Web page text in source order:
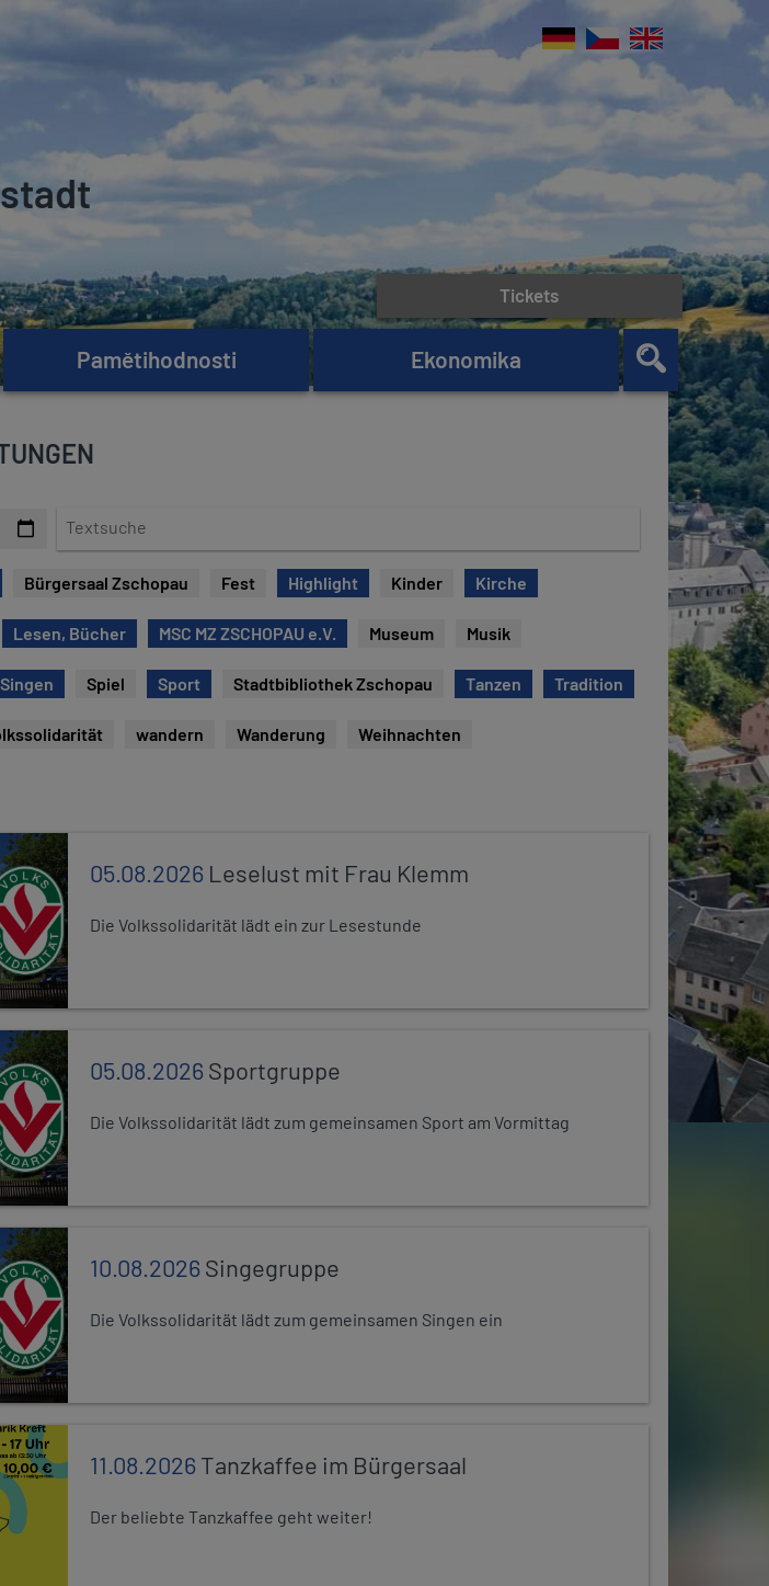
Pamětihodnosti Ekonomika
Tickets
t
s
u
Bürgersaal Zschopau Fest Highlight Kinder Kirche
Lesen, Bücher MSC MZ ZSCHOPAU e.V. Museum Musik
Singen Spiel Sport Stadtbibliothek Zschopau Tanzen Tradition
wandern Wanderung Weihnachten
05.08.2026 Leselust mit Frau Klemm
Die Volkssolidarität lädt ein zur Lesestunde
05.08.2026Sportgruppe
Die Volkssolidarität lädt zum gemeinsamen Sport am Vormittag
10.08.2026Singegruppe
Die Volkssolidarität lädt zum gemeinsamen Singen ein
11.08.2026Tanzkaffee im Bürgersaal
Der beliebte Tanzkaffee geht weiter!